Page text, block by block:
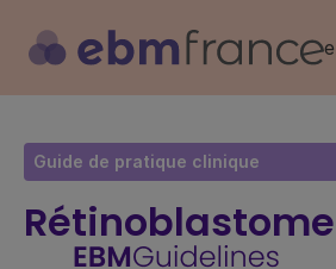
contenu
principal
Guide de pratique clinique
Rétinoblastome